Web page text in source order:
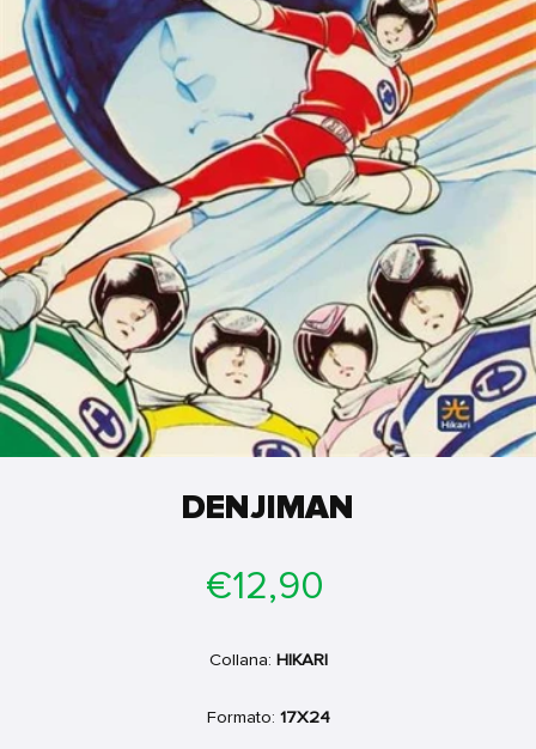
DENJIMAN
di
€12,90
Collana: HIKARI
Formato: 17X24